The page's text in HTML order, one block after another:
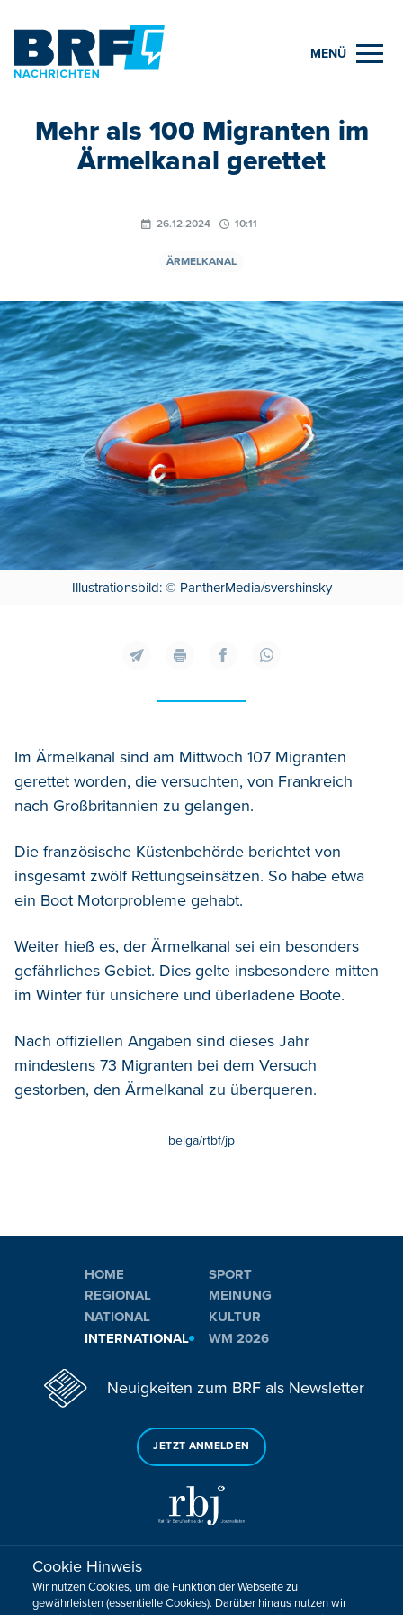
MENÜ
Mehr als 100 Migranten im
Ärmelkanal gerettet
26.12.2024 10:11
ÄRMELKANAL
Illustrationsbild: © PantherMedia/svershinsky
Im Ärmelkanal sind am Mittwoch 107 Migranten
gerettet worden, die versuchten, von Frankreich
nach Großbritannien zu gelangen.
Die französische Küstenbehörde berichtet von
insgesamt zwölf Rettungseinsätzen. So habe etwa
ein Boot Motorprobleme gehabt.
Weiter hieß es, der Ärmelkanal sei ein besonders
gefährliches Gebiet. Dies gelte insbesondere mitten
im Winter für unsichere und überladene Boote.
Nach offiziellen Angaben sind dieses Jahr
mindestens 73 Migranten bei dem Versuch
gestorben, den Ärmelkanal zu überqueren.
belga/rtbf/jp
HOME
REGIONAL
NATIONAL
INTERNATIONAL
SPORT
MEINUNG
KULTUR
WM 2026
Neuigkeiten zum BRF als Newsletter
JETZT ANMELDEN
Sie haben noch Fragen oder Anmerkungen?
Cookie Hinweis
Wir nutzen Cookies, um die Funktion der Webseite zu
gewährleisten (essentielle Cookies). Darüber hinaus nutzen wir